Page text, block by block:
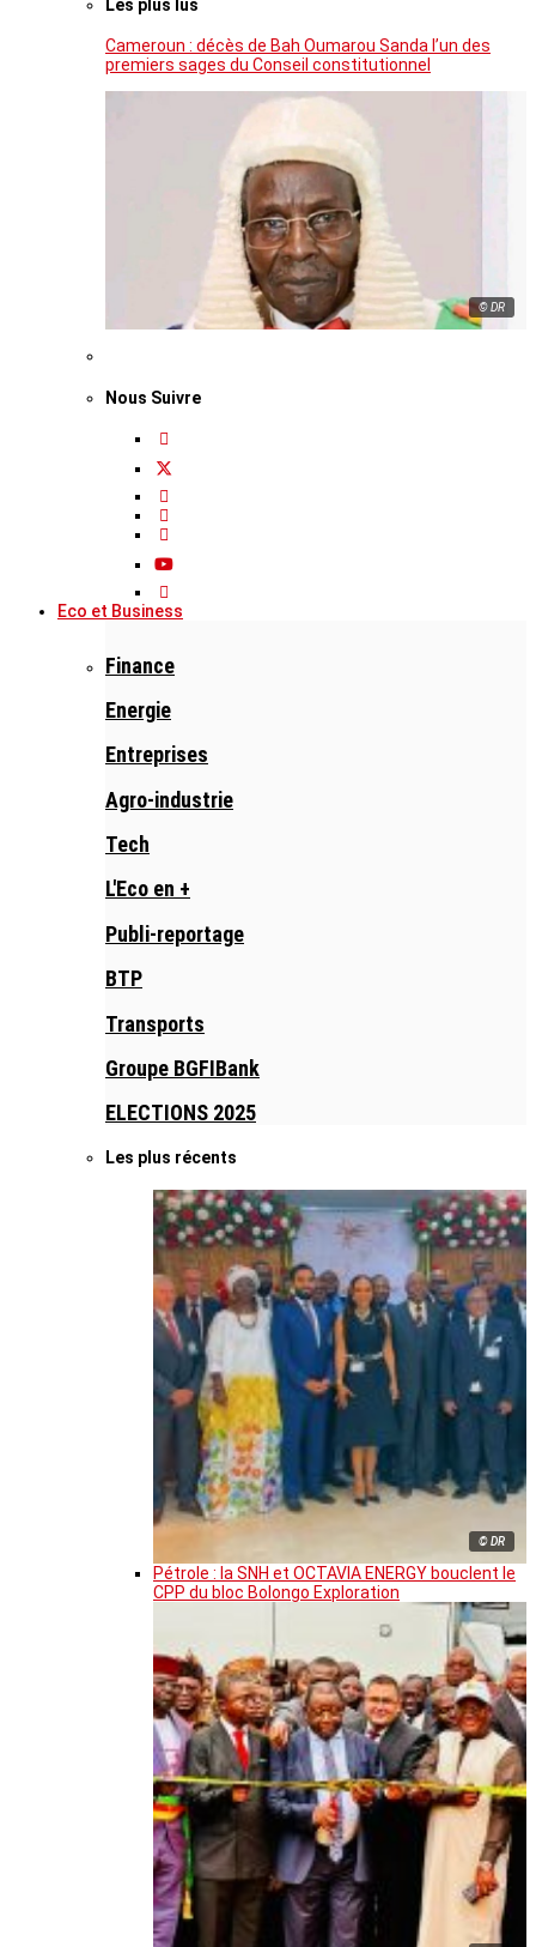
Les plus lus
Cameroun : décès de Bah Oumarou Sanda l’un des
premiers sages du Conseil constitutionnel
© DR
Nous Suivre
Eco et Business
Finance
Energie
Entreprises
Agro-industrie
Tech
L'Eco en +
Publi-reportage
BTP
Transports
Groupe BGFIBank
ELECTIONS 2025
Les plus récents
© DR
Pétrole : la SNH et OCTAVIA ENERGY bouclent le
CPP du bloc Bolongo Exploration